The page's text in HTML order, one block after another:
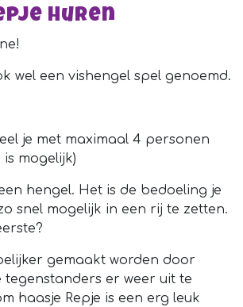
huren
wel een vishengel spel genoemd.
je met maximaal 4 personen
mogelijk)
hengel. Het is de bedoeling je
snel mogelijk in een rij te zetten.
gemaakt worden door
er weer uit te
haasje Repje is een erg leuk